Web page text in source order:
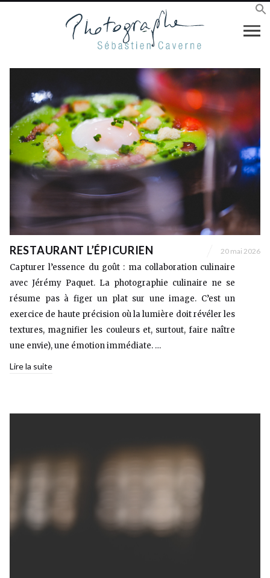
RESTAURANT L’ÉPICURIEN 20 mai 2026
Capturer l’essence du goût : ma collaboration culinaire
avec Jérémy Paquet. La photographie culinaire ne se
résume pas à figer un plat sur une image. C’est un
exercice de haute précision où la lumière doit révéler les
textures, magnifier les couleurs et, surtout, faire naître
une envie), une émotion immédiate. …
Lire la suite